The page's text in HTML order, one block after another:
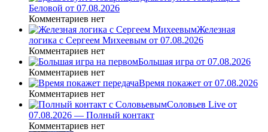
Беловой от 07.08.2026
Комментариев нет
Железная
логика с Сергеем Михеевым от 07.08.2026
Комментариев нет
Большая игра от 07.08.2026
Комментариев нет
Время покажет от 07.08.2026
Комментариев нет
Соловьев Live от
07.08.2026 — Полный контакт
Комментариев нет